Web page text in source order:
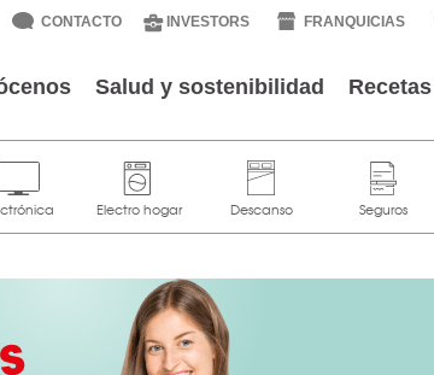
CONTACTO INVESTORS FRANQUICIAS
Salud y sostenibilidad Recetas